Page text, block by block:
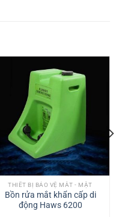
THIẾT BỊ BẢO VỆ MẮT - MẶT
Bồn rửa mắt khẩn cấp di
động Haws 6200